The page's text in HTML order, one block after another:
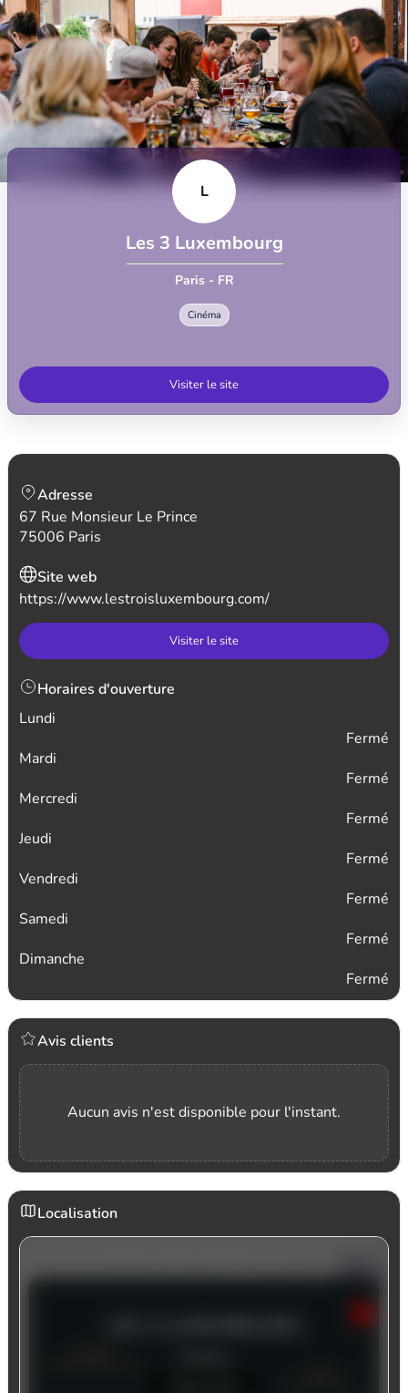
L
Les 3 Luxembourg
Paris - FR
Cinéma
Visiter le site
Adresse
67 Rue Monsieur Le Prince
75006 Paris
Site web
https://www.lestroisluxembourg.com/
Visiter le site
Horaires d'ouverture
Lundi
Fermé
Mardi
Fermé
Mercredi
Fermé
Jeudi
Fermé
Vendredi
Fermé
Samedi
Fermé
Dimanche
Fermé
Avis clients
Aucun avis n'est disponible pour l'instant.
Localisation